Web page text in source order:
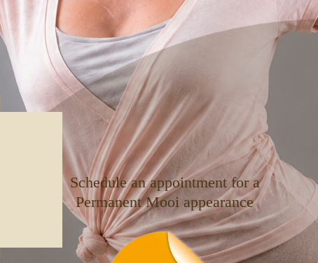
Schedule an appointment for a
Permanent Mooi appearance